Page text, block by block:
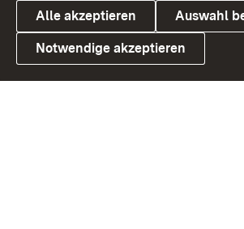
Link zum Landesportal
Alle akzeptieren Auswahl
Notwendige akzeptieren